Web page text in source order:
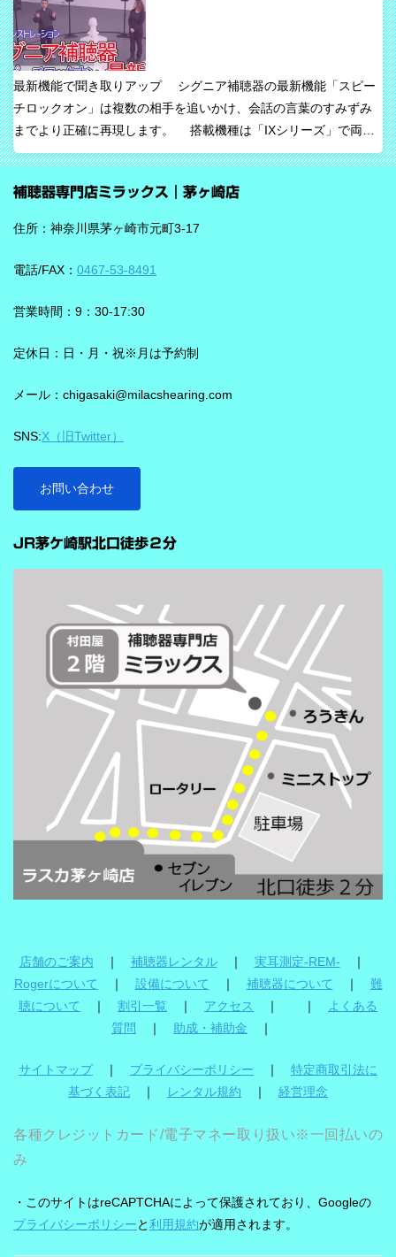
きるだけ保ちながら会話を楽にすることが、このシリーズの重要
な考え方です。 ビビアの中核は【IA】という考え方 ビビアで
は、リサウンドがIntelligence Augmented（インテリジェンス・オ
ーグメンテッド）と呼ぶ考え方を採用しています。 これは、AIが
すべてを一方的に処理するのではなく、人の脳が本来持っている
音を選び取る力を支えるという発想で、脳の自然な処理を助ける
ためのAIとしています。 騒がしい場所では、相手の声だけでな
音が同時に耳に入ってきます。 ビビアは、そうした場面で必要な
ことばと不要な雑音のコントラストをつくる方向で働くことが特
やすくする設計と考えると理解しやすいです。 DNNチップで、騒
Neural Network）チップが搭載されています。 このDNNチップは
を支える役割を担うと説明されています。 さらに、このチップが
作し、1日あたり4.9兆回の演算を行うとされています。 「インテ
ビビアの注目機能の一つが「インテリジェンス フォーカス」で
ストをつけることで、より聞き取りを助ける会話学習を利用した
雑音抑制機能です。※9クラスのみ搭載 重要なのは、この機能
が“周囲の音を全部
最新機能で聞き取りアップ シグニア補聴器の最新機能「スピー
チロックオン」は複数の相手を追いかけ、会話の言葉のすみずみ
までより正確に再現します。 搭載機種は「IXシリーズ」で両耳
装用時に働きます。片耳装用の場合は、ワードロックオン機能で
し、7クラスならデータを192,000個収集するから、騒音下での言
ズ」ならより聞き取りやすくしてくれます。 デモ動画で確認 🔽ス
もロックオン機能を使えば、言葉の聞き取りが25％アップ！
補聴器専門店ミラックス｜茅ヶ崎店
住所：神奈川県茅ヶ崎市元町3-17
電話/FAX： 0467-53-8491
営業時間：9：30-17:30
定休日：日・月・祝※月は予約制
メール：chigasaki@milacshearing.com
SNS:X（旧Twitter）
お問い合わせ
JR茅ケ崎駅北口徒歩２分
店舗のご案内 ｜ 補聴器レンタル｜ 実耳測定-REM- ｜
Rogerについて ｜ 設備について ｜ 補聴器について ｜ 難
聴について
｜ 割引一覧 ｜ アクセス ｜ ｜
よくある
質問
｜ 助成・補助金 ｜
サイトマップ｜ プライバシーポリシー ｜ 特定商取引法に
基づく表記 ｜ レンタル規約 ｜ 経営理念
各種クレジットカード/電子マネー取り扱い※一回払いの
み
・このサイトはreCAPTCHAによって保護されており、Googleの
プライバシーポリシーと利用規約が適用されます。